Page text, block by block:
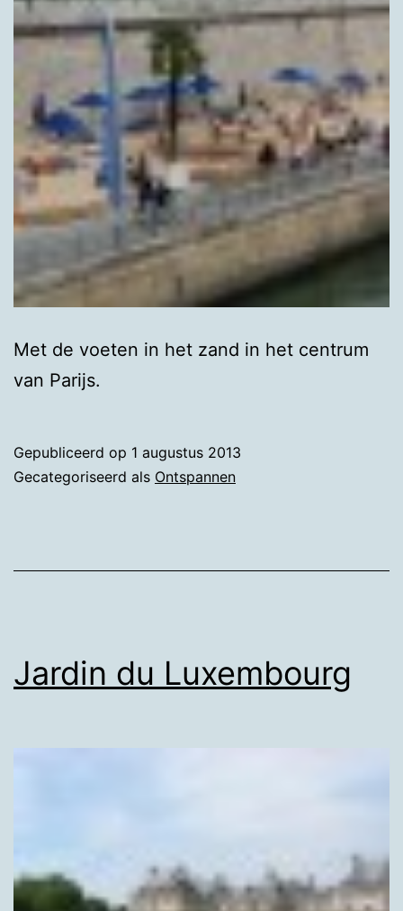
Met de voeten in het zand in het centrum
van Parijs.
Gepubliceerd op 1 augustus 2013
Gecategoriseerd als Ontspannen
Jardin du Luxembourg